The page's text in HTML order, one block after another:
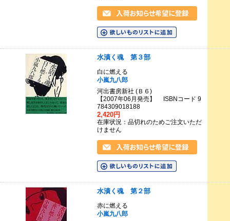
水漬く魂 第３部
白に燃える
小嵐九八郎
河出書房新社 (Ｂ６)
【2007年06月発売】 ISBNコード 9
784309018188
2,420円
在庫状況：品切れのためご注文いただ
けません
水漬く魂 第２部
赤に燃える
小嵐九八郎